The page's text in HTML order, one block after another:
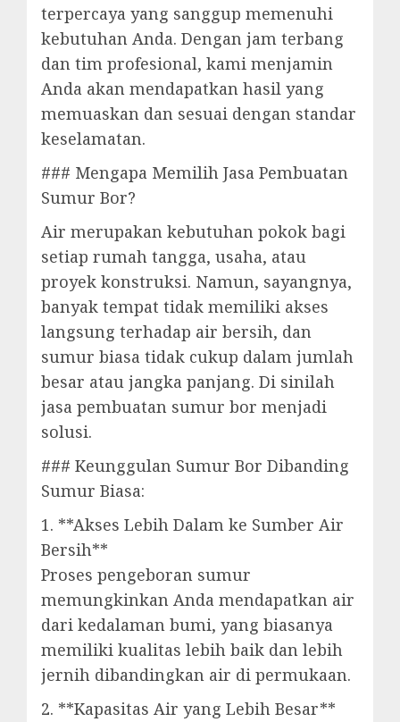
terpercaya yang sanggup memenuhi
kebutuhan Anda. Dengan jam terbang
dan tim profesional, kami menjamin
Anda akan mendapatkan hasil yang
memuaskan dan sesuai dengan standar
keselamatan.
### Mengapa Memilih Jasa Pembuatan
Sumur Bor?
Air merupakan kebutuhan pokok bagi
setiap rumah tangga, usaha, atau
proyek konstruksi. Namun, sayangnya,
banyak tempat tidak memiliki akses
langsung terhadap air bersih, dan
sumur biasa tidak cukup dalam jumlah
besar atau jangka panjang. Di sinilah
jasa pembuatan sumur bor menjadi
solusi.
### Keunggulan Sumur Bor Dibanding
Sumur Biasa:
1. **Akses Lebih Dalam ke Sumber Air
Bersih**
Proses pengeboran sumur
memungkinkan Anda mendapatkan air
dari kedalaman bumi, yang biasanya
memiliki kualitas lebih baik dan lebih
jernih dibandingkan air di permukaan.
2. **Kapasitas Air yang Lebih Besar**